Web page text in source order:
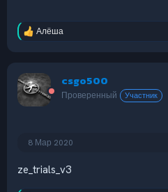
Р
ц
и
Алёша
csgo500
Проверенный Участник
8 Мар 2020
ze_trials_v3